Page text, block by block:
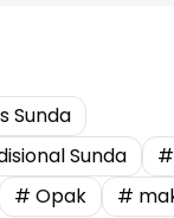
Sunda
Sunda
# Opak #